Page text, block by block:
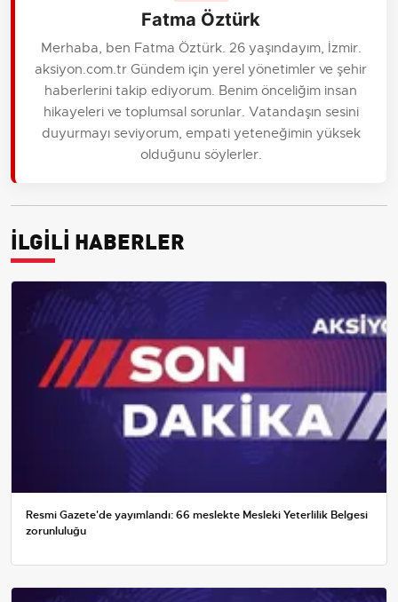
Fatma Öztürk
Merhaba, ben Fatma Öztürk. 26 yaşındayım, İzmir.
aksiyon.com.tr Gündem için yerel yönetimler ve şehir
haberlerini takip ediyorum. Benim önceliğim insan
hikayeleri ve toplumsal sorunlar. Vatandaşın sesini
duyurmayı seviyorum, empati yeteneğimin yüksek
olduğunu söylerler.
İLGİLİ HABERLER
Resmi Gazete'de yayımlandı: 66 meslekte Mesleki Yeterlilik Belgesi
zorunluluğu